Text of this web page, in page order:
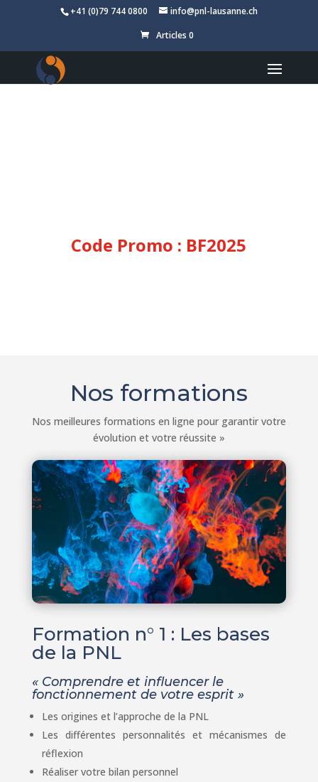
+41 (0)79 744 0800
info@pnl-lausanne.ch
Articles 0
Code Promo : BF2025
Nos formations
Nos meilleures formations en ligne pour garantir votre
évolution et votre réussite »
Formation n° 1 : Les bases
de la PNL
« Comprendre et influencer le
fonctionnement de votre esprit »
Les origines et l’approche de la PNL
Les différentes personnalités et mécanismes de
réflexion
Réaliser votre bilan personnel